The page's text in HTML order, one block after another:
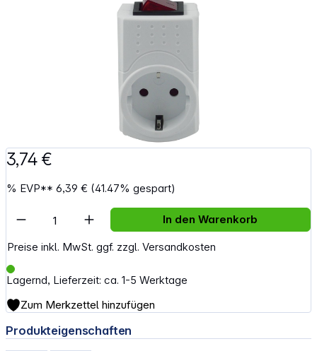
3,74 €
% EVP**6,39 € (41.47% gespart)
Preise inkl. MwSt. ggf. zzgl. Versandkosten
Lagernd, Lieferzeit: ca. 1-5 Werktage
Artikel Anzahl: Gib den gewünschten
In den Warenkorb
Zum Merkzettel hinzufügen
Produkteigenschaften